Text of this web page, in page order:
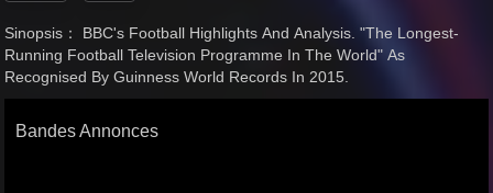
Sinopsis： BBC's Football Highlights And Analysis. "The Longest-
Running Football Television Programme In The World" As
Recognised By Guinness World Records In 2015.
Bandes Annonces